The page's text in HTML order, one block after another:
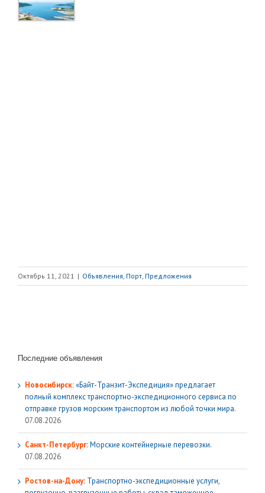
Октябрь 11, 2021 | Объявления, Порт, Предложения
Последние объявления
Новосибирск:«Байт-Транзит-Экспедиция» предлагает
полный комплекс транспортно-экспедиционного сервиса по
отправке грузов морским транспортом из любой точки мира.
07.08.2026
Санкт-Петербург:Морские контейнерные перевозки.
07.08.2026
Ростов-на-Дону: Транспортно-экспедиционные услуги,